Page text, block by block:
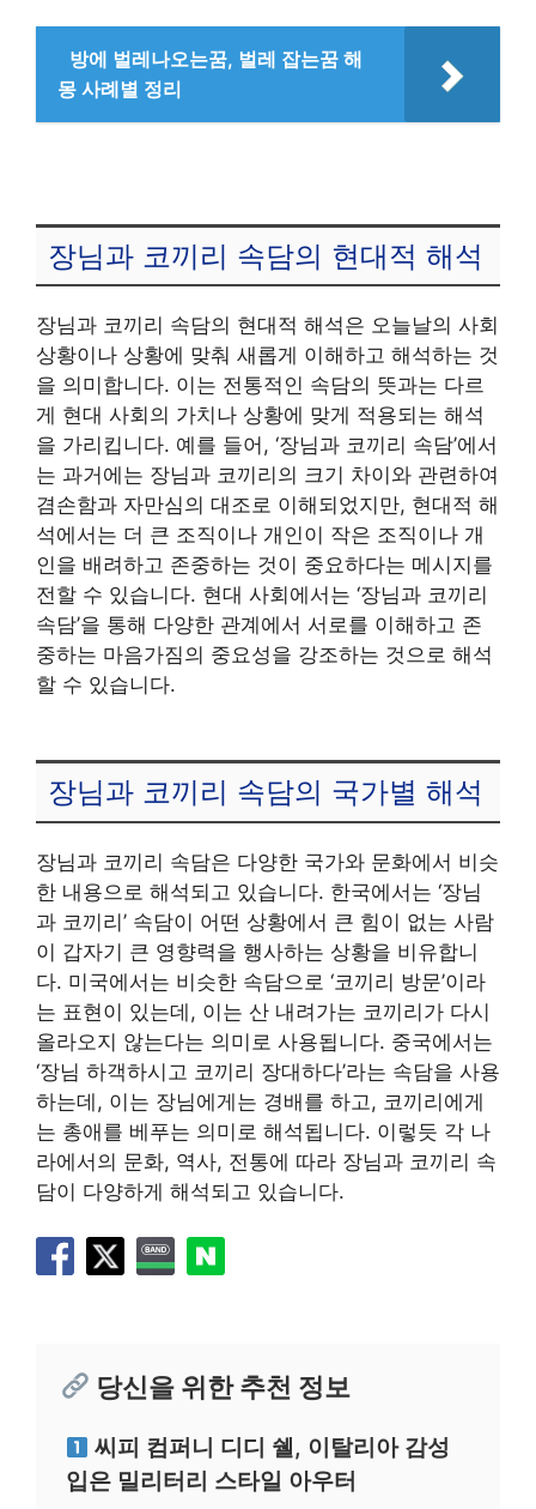
방에 벌레나오는꿈, 벌레 잡는꿈 해
몽 사례별 정리
장님과 코끼리 속담의 현대적 해석
장님과 코끼리 속담의 현대적 해석은 오늘날의 사회
상황이나 상황에 맞춰 새롭게 이해하고 해석하는 것
을 의미합니다. 이는 전통적인 속담의 뜻과는 다르
게 현대 사회의 가치나 상황에 맞게 적용되는 해석
을 가리킵니다. 예를 들어, ‘장님과 코끼리 속담’에서
는 과거에는 장님과 코끼리의 크기 차이와 관련하여
겸손함과 자만심의 대조로 이해되었지만, 현대적 해
석에서는 더 큰 조직이나 개인이 작은 조직이나 개
인을 배려하고 존중하는 것이 중요하다는 메시지를
전할 수 있습니다. 현대 사회에서는 ‘장님과 코끼리
속담’을 통해 다양한 관계에서 서로를 이해하고 존
중하는 마음가짐의 중요성을 강조하는 것으로 해석
할 수 있습니다.
장님과 코끼리 속담의 국가별 해석
장님과 코끼리 속담은 다양한 국가와 문화에서 비슷
한 내용으로 해석되고 있습니다. 한국에서는 ‘장님
과 코끼리’ 속담이 어떤 상황에서 큰 힘이 없는 사람
이 갑자기 큰 영향력을 행사하는 상황을 비유합니
다. 미국에서는 비슷한 속담으로 ‘코끼리 방문’이라
는 표현이 있는데, 이는 산 내려가는 코끼리가 다시
올라오지 않는다는 의미로 사용됩니다. 중국에서는
‘장님 하객하시고 코끼리 장대하다’라는 속담을 사용
하는데, 이는 장님에게는 경배를 하고, 코끼리에게
는 총애를 베푸는 의미로 해석됩니다. 이렇듯 각 나
라에서의 문화, 역사, 전통에 따라 장님과 코끼리 속
담이 다양하게 해석되고 있습니다.
당신을 위한 추천 정보
씨피 컴퍼니 디디 쉘, 이탈리아 감성
입은 밀리터리 스타일 아우터